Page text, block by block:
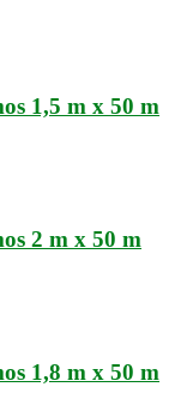
1,5 m x 50 m
2 m x 50 m
1,8 m x 50 m